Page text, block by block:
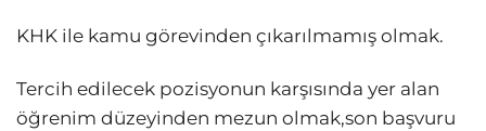
KHK ile kamu görevinden çıkarılmamış olmak.
Tercih edilecek pozisyonun karşısında yer alan
öğrenim düzeyinden mezun olmak,son başvuru